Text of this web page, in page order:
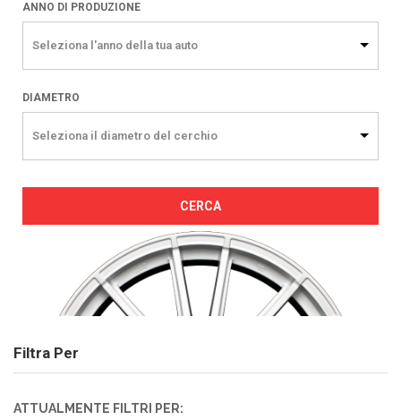
ANNO DI PRODUZIONE
Seleziona l'anno della tua auto
DIAMETRO
Seleziona il diametro del cerchio
CERCA
Filtra Per
ATTUALMENTE FILTRI PER: